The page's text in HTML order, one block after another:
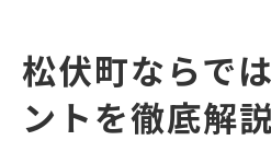
松伏町ならで
ントを徹底解